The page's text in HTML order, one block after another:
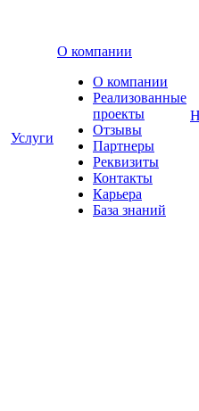
Услуги
О компании
О компании
Реализованные
проекты
Отзывы
Партнеры
Реквизиты
Контакты
Карьера
База знаний